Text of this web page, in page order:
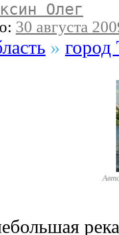
Олег
30 августа
» город